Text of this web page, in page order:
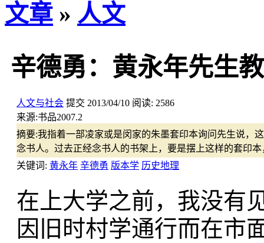
文章 » 人文
辛德勇：黄永年先生
人文与社会 提交 2013/04/10 阅读: 2586
来源:书品2007.2
摘要:我指着一部凌家或是闵家的朱墨套印本询问先生说，
念书人。过去正经念书人的书架上，要是摆上这样的套印
关键词: 黄永年 辛德勇 版本学 历史地理
在上大学之前，我没有
因旧时村学通行而在市